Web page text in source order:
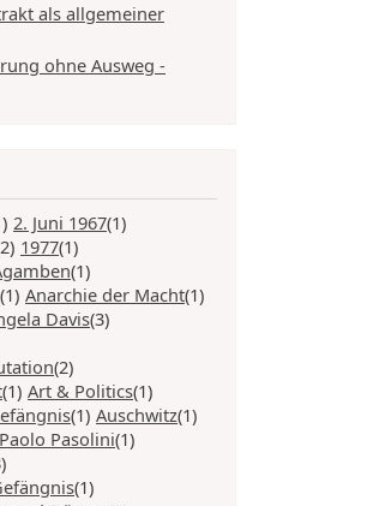
als allgemeiner
ohne Ausweg -
2. Juni 1967(1)
1977(1)
(1)
(1) Anarchie der Macht(1)
Davis(3)
(2)
(1) Art & Politics(1)
(1) Auschwitz(1)
Pasolini(1)
(1)